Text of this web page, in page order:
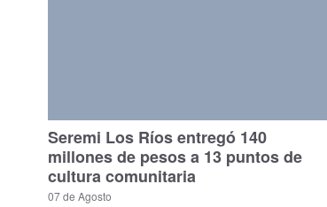
Seremi Los Ríos entregó 140
millones de pesos a 13 puntos de
cultura comunitaria
07 de Agosto